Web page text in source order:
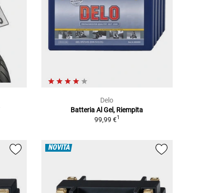
Delo
Batteria Al Gel, Riempita
99,99 €1
NOVITÀ